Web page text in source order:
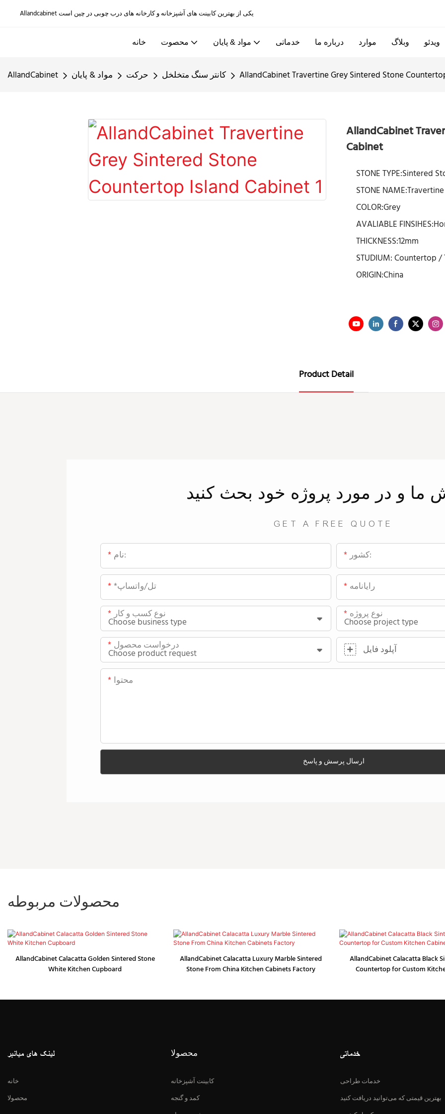
خانه محصوت مواد & پایان خدماتی درباره ما موارد وبلاگ ویدئو
AllandCabinet مواد & پایان حرکت کانتر سنگ متخلخل AllandCabinet Travertine Grey Sintered Stone
AllandCabinet
Cabinet
STONE TYPE:Sintered
STONE
COLOR:Grey
AVALIABLE
THICKNESS:12mm
STUDIUM: Countertop /
ORIGIN:China
Product Detail
ما و در مورد پروژه خود بحث کنید
GET A FREE QUOTE
نام: کشور:
*تل/واتساپ رایانامه
نوع کسب و کار نوع پروژه
درخواست محصول آپلود فایل
محتوا
ارسال پرسش و پاسخ
محصولات مربوطه
AllandCabinet Calacatta Golden Sintered Stone
White Kitchen Cupboard
AllandCabinet Calacatta Luxury Marble Sintered
Stone From China Kitchen Cabinets Factory
AllandCabinet Calacatta Black
Countertop for Custom
لینک های میانبر
خانه
محصولا
محصولا
کابینت آشپزخانه
کمد و گنجه
خدماتی
خدمات طراحی
بهترین قیمتی که می‌توانید دریافت کنید